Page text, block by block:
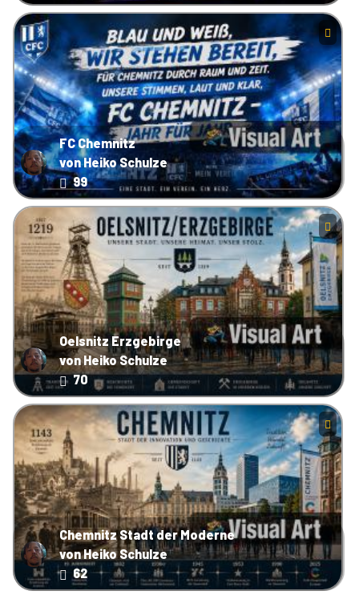
FC Chemnitz
von Heiko Schulze
99
Oelsnitz Erzgebirge
von Heiko Schulze
70
Chemnitz Stadt der Moderne
von Heiko Schulze
62